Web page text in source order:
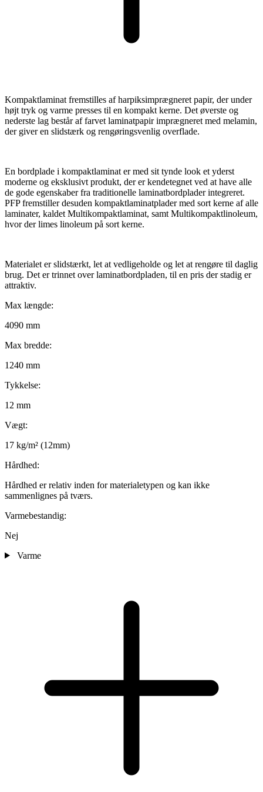
Kompaktlaminat fremstilles af harpiksimprægneret papir, der under
højt tryk og varme presses til en kompakt kerne. Det øverste og
nederste lag består af farvet laminatpapir imprægneret med melamin,
der giver en slidstærk og rengøringsvenlig overflade.
En bordplade i kompaktlaminat er med sit tynde look et yderst
moderne og eksklusivt produkt, der er kendetegnet ved at have alle
de gode egenskaber fra traditionelle laminatbordplader integreret.
PFP fremstiller desuden kompaktlaminatplader med sort kerne af alle
laminater, kaldet Multikompaktlaminat, samt Multikompaktlinoleum,
hvor der limes linoleum på sort kerne.
Materialet er slidstærkt, let at vedligeholde og let at rengøre til daglig
brug. Det er trinnet over laminatbordpladen, til en pris der stadig er
attraktiv.
Max længde:
4090 mm
Max bredde:
1240 mm
Tykkelse:
12 mm
Vægt:
17 kg/m² (12mm)
Hårdhed:
Hårdhed er relativ inden for materialetypen og kan ikke
sammenlignes på tværs.
Varmebestandig:
Nej
Varme